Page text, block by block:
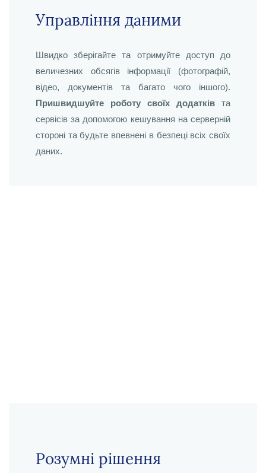
Управління даними
Швидко зберігайте та отримуйте доступ до
величезних обсягів інформації (фотографій,
відео, документів та багато чого іншого).
Пришвидшуйте роботу своїх додатків та
сервісів за допомогою кешування на серверній
стороні та будьте впевнені в безпеці всіх своїх
даних.
Розумні рішення